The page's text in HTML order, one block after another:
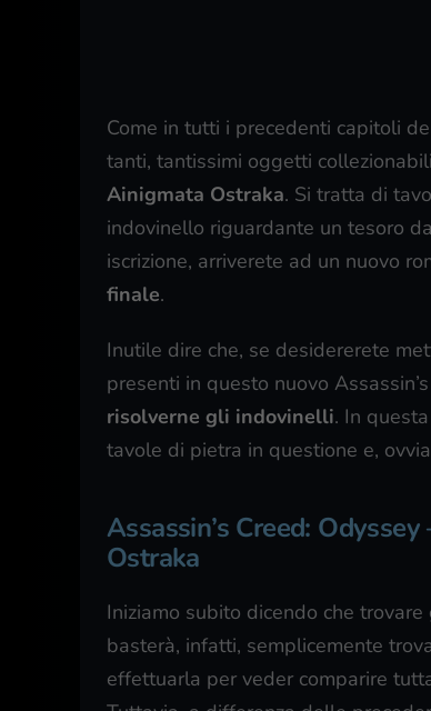
Come in tutti i precedenti capitoli
tanti, tantissimi oggetti
Ainigmata Ostraka. Si tratta di
indovinello riguardante un tesoro
iscrizione, arriverete ad un nuovo
finale.
Inutile dire che, se desidererete
presenti in questo nuovo
risolverne gli indovinelli. In
tavole di pietra in questione e,
Assassin’s Creed:
Ostraka
Iniziamo subito dicendo che
basterà, infatti, semplicemente
effettuarla per veder comparire